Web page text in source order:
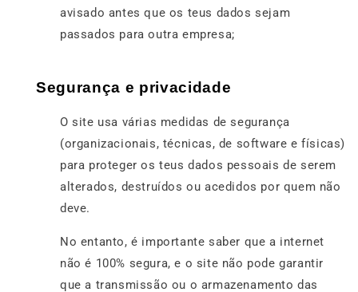
avisado antes que os teus dados sejam
passados para outra empresa;
Segurança e privacidade
O site usa várias medidas de segurança
(organizacionais, técnicas, de software e físicas)
para proteger os teus dados pessoais de serem
alterados, destruídos ou acedidos por quem não
deve.
No entanto, é importante saber que a internet
não é 100% segura, e o site não pode garantir
que a transmissão ou o armazenamento das